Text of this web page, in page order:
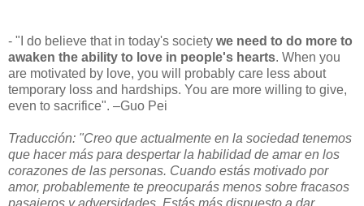
- "I do believe that in today's society we need to do more to
awaken the ability to love in people's hearts. When you
are motivated by love, you will probably care less about
temporary loss and hardships. You are more willing to give,
even to sacrifice". –Guo Pei
Traducción: "Creo que actualmente en la sociedad tenemos
que hacer más para despertar la habilidad de amar en los
corazones de las personas. Cuando estás motivado por
amor, probablemente te preocuparás menos sobre fracasos
pasajeros y adversidades. Estás más dispuesto a dar,